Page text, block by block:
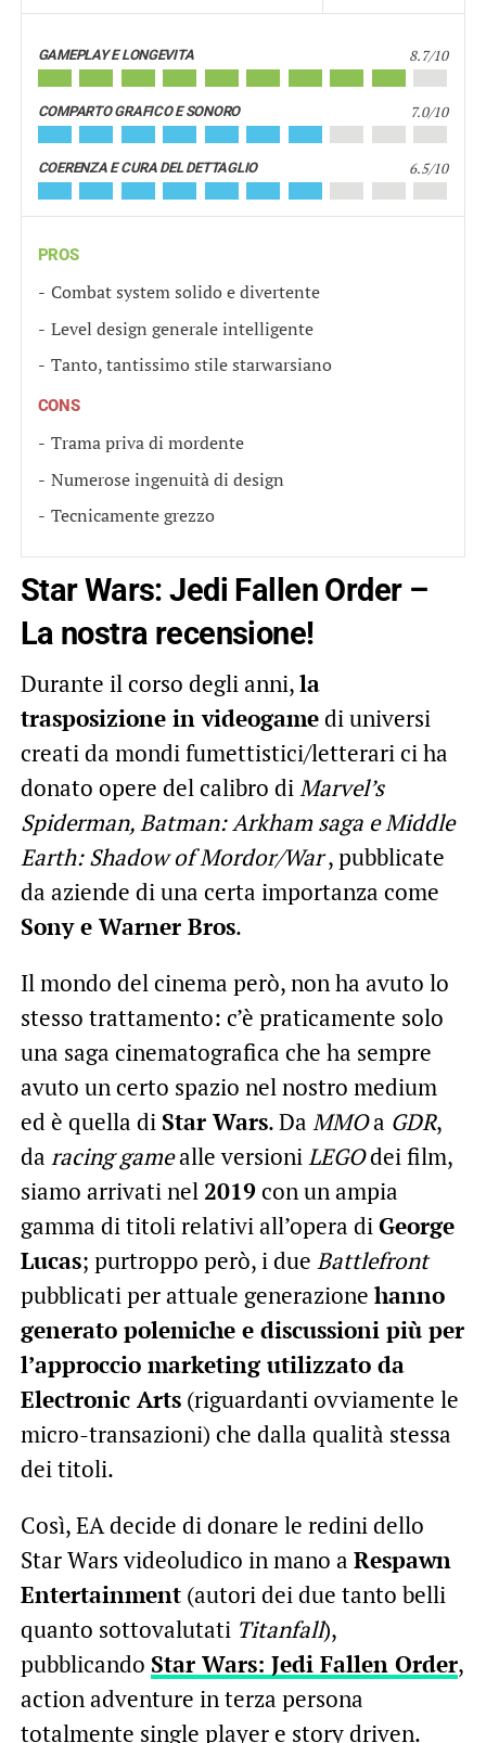
GAMEPLAY E LONGEVITA 8.7/10
COMPARTO GRAFICO E SONORO 7.0/10
COERENZA E CURA DEL DETTAGLIO 6.5/10
PROS
Combat system solido e divertente
Level design generale intelligente
Tanto, tantissimo stile starwarsiano
CONS
Trama priva di mordente
Numerose ingenuità di design
Tecnicamente grezzo
Star Wars: Jedi Fallen Order –
La nostra recensione!
Durante il corso degli anni,la
trasposizione in videogamedi universi
creati da mondi fumettistici/letterari ci ha
donato opere del calibro diMarvel’s
Spiderman, Batman: Arkham saga e Middle
Earth: Shadow of Mordor/War, pubblicate
da aziende di una certa importanza come
Sony e Warner Bros.
Il mondo del cinema però, non ha avuto lo
stesso trattamento: c’è praticamente solo
una saga cinematografica che ha sempre
avuto un certo spazio nel nostro medium
ed è quella di Star Wars. Da MMOa GDR,
da racing gamealle versioniLEGOdei film,
siamo arrivati nel2019con un ampia
gamma di titoli relativi all’opera diGeorge
Lucas; purtroppo però, i due Battlefront
pubblicati per attuale generazione hanno
generato polemiche e discussioni più per
l’approccio marketing utilizzato da
Electronic Arts(riguardanti ovviamente le
micro-transazioni) che dalla qualità stessa
dei titoli.
Così, EA decide di donare le redini dello
Star Wars videoludico in mano a Respawn
Entertainment(autori dei due tanto belli
quanto sottovalutati Titanfall),
pubblicando Star Wars: Jedi Fallen Order,
action adventure in terza persona
totalmente single player e story driven.